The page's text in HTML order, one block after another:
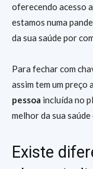
oferecendo acesso a
estamos numa
da sua saúde por
Para fechar com
assim tem um preço
pessoa incluída no
melhor da sua saúde
Existe